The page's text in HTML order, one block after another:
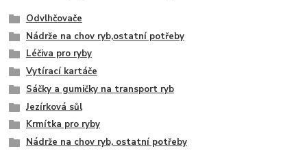
Odvlhčovače
Nádrže na chov ryb,ostatní potřeby
Léčiva pro ryby
Vytírací kartáče
Sáčky a gumičky na transport ryb
Jezírková sůl
Krmítka pro ryby
Nádrže na chov ryb, ostatní potřeby